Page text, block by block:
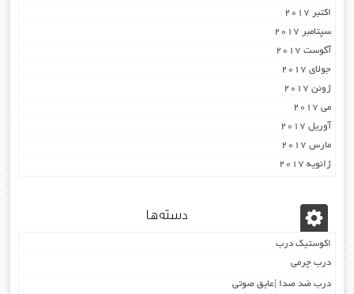
اکتبر 2017
سپتامبر 2017
آگوست 2017
جولای 2017
ژوئن 2017
می 2017
آوریل 2017
مارس 2017
ژانویه 2017
دسته‌ها
اکوستیک درب
درب چرمی
درب ضد صدا |عایق صوتی